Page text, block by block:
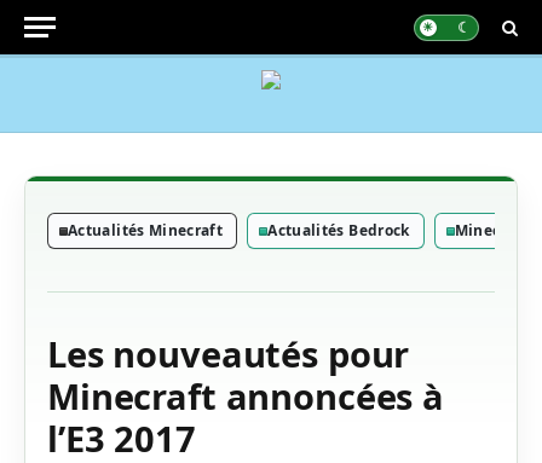
Actualités Minecraft Actualités Bedrock Minecraft:
Les nouveautés pour
Minecraft annoncées à
l’E3 2017